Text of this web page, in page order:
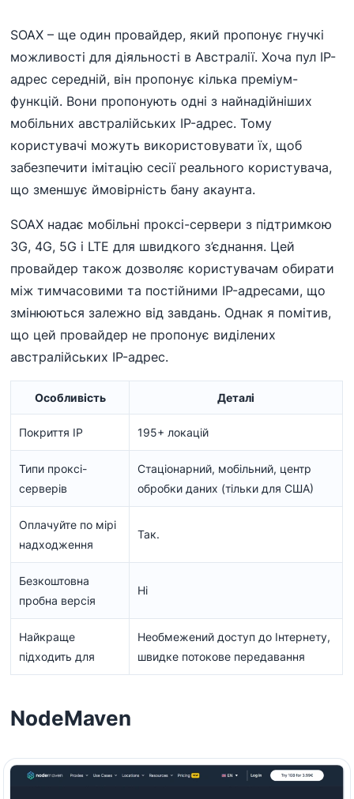
SOAX – ще один провайдер, який пропонує гнучкі
можливості для діяльності в Австралії. Хоча пул IP-
адрес середній, він пропонує кілька преміум-
функцій. Вони пропонують одні з найнадійніших
мобільних австралійських IP-адрес. Тому
користувачі можуть використовувати їх, щоб
забезпечити імітацію сесії реального користувача,
що зменшує ймовірність бану акаунта.
SOAX надає мобільні проксі-сервери з підтримкою
3G, 4G, 5G і LTE для швидкого з’єднання. Цей
провайдер також дозволяє користувачам обирати
між тимчасовими та постійними IP-адресами, що
змінюються залежно від завдань. Однак я помітив,
що цей провайдер не пропонує виділених
австралійських IP-адрес.
Особливість Деталі
Покриття IP 195+ локацій
Типи проксі-
серверів
Стаціонарний, мобільний, центр
обробки даних (тільки для США)
Оплачуйте по мірі
надходження
Так.
Безкоштовна
пробна версія
Ні
Найкраще
підходить для
Необмежений доступ до Інтернету,
швидке потокове передавання
NodeMaven